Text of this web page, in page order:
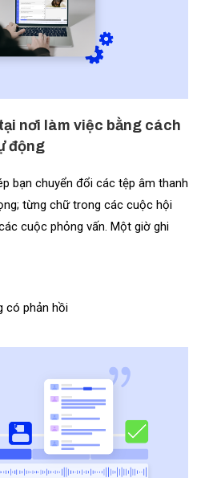
nơi làm việc bằng cách
động
bạn chuyển đổi các tệp âm thanh
từng chữ trong các cuộc hội
cuộc phỏng vấn. Một giờ ghi
có phản hồi